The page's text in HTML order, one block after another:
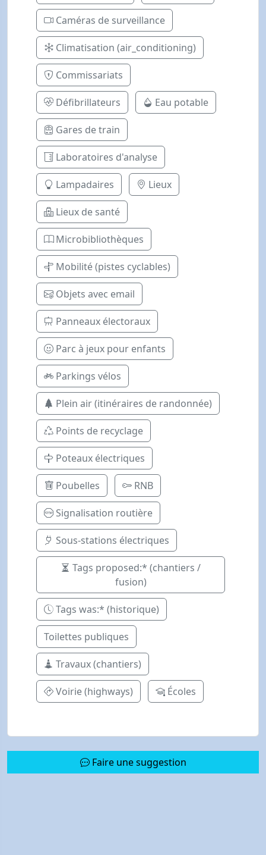
Caméras de surveillance
Climatisation (air_conditioning)
Commissariats
Défibrillateurs Eau potable
Gares de train
Laboratoires d'analyse
Lampadaires Lieux
Lieux de santé
Microbibliothèques
Mobilité (pistes cyclables)
Objets avec email
Panneaux électoraux
Parc à jeux pour enfants
Parkings vélos
Plein air (itinéraires de randonnée)
Points de recyclage
Poteaux électriques
Poubelles RNB
Signalisation routière
Sous-stations électriques
Tags proposed:* (chantiers /
fusion)
Tags was:* (historique)
Toilettes publiques
Travaux (chantiers)
Voirie (highways) Écoles
Faire une suggestion